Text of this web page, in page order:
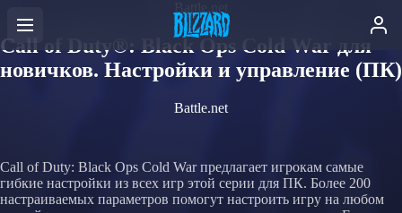
Call of Duty®: Black Ops Cold War для
новичков. Настройки и управление (ПК)
Battle.net
Call of Duty: Black Ops Cold War предлагает игрокам самые
гибкие настройки из всех игр этой серии для ПК. Более 200
настраиваемых параметров помогут настроить игру на любом